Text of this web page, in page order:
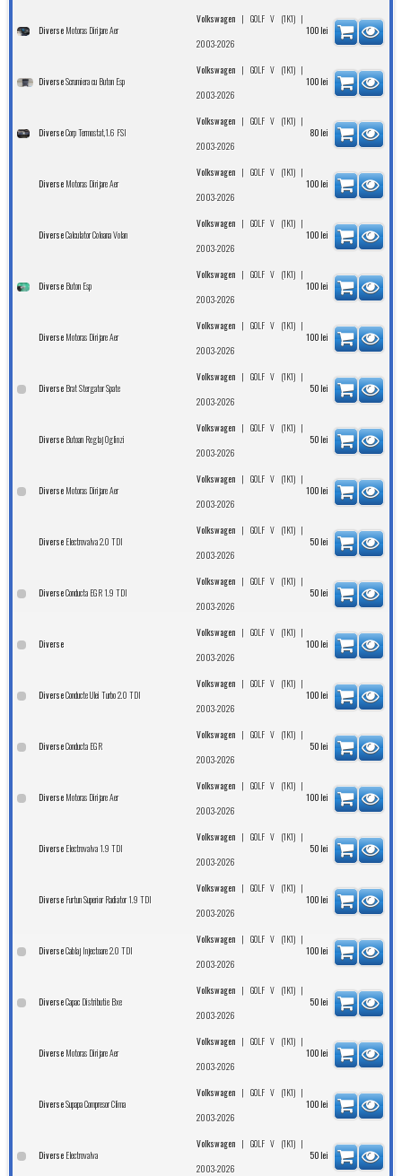
Diverse Motoras Dirijare Aer
Volkswagen | GOLF V (1K1)|
2003-2026
100 lei
DiverseScrumiera cu Buton Esp
Volkswagen | GOLF V (1K1)|
2003-2026
100 lei
DiverseCorp Termostat,1.6 FSI
Volkswagen | GOLF V (1K1)|
2003-2026
80 lei
Diverse Motoras Dirijare Aer
Volkswagen | GOLF V (1K1)|
2003-2026
100 lei
DiverseCalculator Coloana Volan
Volkswagen | GOLF V (1K1)|
2003-2026
100 lei
Diverse Buton Esp
Volkswagen | GOLF V (1K1)|
2003-2026
100 lei
Diverse Motoras Dirijare Aer
Volkswagen | GOLF V (1K1)|
2003-2026
100 lei
Diverse Brat Stergator Spate
Volkswagen | GOLF V (1K1)|
2003-2026
50 lei
Diverse Butoan Reglaj Oglinzi
Volkswagen | GOLF V (1K1)|
2003-2026
50 lei
Diverse Motoras Dirijare Aer
Volkswagen | GOLF V (1K1)|
2003-2026
100 lei
Diverse Electrovalva 2.0 TDI
Volkswagen | GOLF V (1K1)|
2003-2026
50 lei
DiverseConducta EGR 1.9 TDI
Volkswagen | GOLF V (1K1)|
2003-2026
50 lei
Diverse
Volkswagen | GOLF V (1K1)|
2003-2026
100 lei
DiverseConducte Ulei Turbo 2.0 TDI
Volkswagen | GOLF V (1K1)|
2003-2026
100 lei
DiverseConducta EGR
Volkswagen | GOLF V (1K1)|
2003-2026
50 lei
Diverse Motoras Dirijare Aer
Volkswagen | GOLF V (1K1)|
2003-2026
100 lei
Diverse Electrovalva 1.9 TDI
Volkswagen | GOLF V (1K1)|
2003-2026
50 lei
Diverse Furtun Superior Radiator 1.9 TDI
Volkswagen | GOLF V (1K1)|
2003-2026
100 lei
DiverseCablaj Injectoare 2.0 TDI
Volkswagen | GOLF V (1K1)|
2003-2026
100 lei
DiverseCapac Distributie Bxe
Volkswagen | GOLF V (1K1)|
2003-2026
50 lei
Diverse Motoras Dirijare Aer
Volkswagen | GOLF V (1K1)|
2003-2026
100 lei
DiverseSupapa Compresor Clima
Volkswagen | GOLF V (1K1)|
2003-2026
100 lei
Diverse Electrovalva
Volkswagen | GOLF V (1K1)|
2003-2026
50 lei